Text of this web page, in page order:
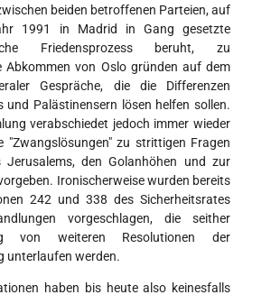
beiden betroffenen Parteien, auf
1991 in Madrid in Gang gesetzte
Friedensprozess beruht, zu
Abkommen von Oslo gründen auf dem
Gespräche, die die Differenzen
und Palästinensern lösen helfen sollen.
verabschiedet jedoch immer wieder
"Zwangslösungen" zu strittigen Fragen
den Golanhöhen und zur
Ironischerweise wurden bereits
242 und 338 des Sicherheitsrates
vorgeschlagen, die seither
von weiteren Resolutionen der
unterlaufen werden.
haben bis heute also keinesfalls